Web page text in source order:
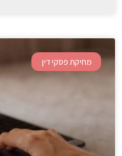
מחיקת פסקי דין